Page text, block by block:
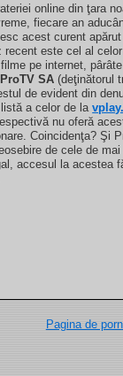
online din ţara
fiecare an
acest curent
recent este cel al
pe internet,
SA (deţinătorul
de evident din
a celor de la
nu oferă
Coincidenţa? Şi
de cele de mai
accesul la acestea
Pagina de